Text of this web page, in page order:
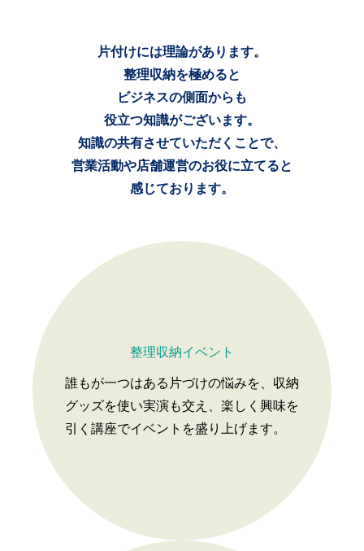
片付けには理論があります。
整理収納を極めると
ビジネスの側面からも
役立つ知識がございます。
知識の共有させていただくことで、
営業活動や店舗運営のお役に立てると
感じております。
整理収納イベント
誰もが一つはある片づけの悩みを、収納
グッズを使い実演も交え、楽しく興味を
引く講座でイベントを盛り上げます。